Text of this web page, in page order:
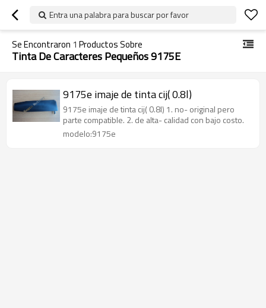
Entra una palabra para buscar por favor
Se Encontraron 1 Productos Sobre
Tinta De Caracteres Pequeños 9175E
9175e imaje de tinta cij( 0.8l)
9175e imaje de tinta cij( 0.8l) 1. no- original pero
parte compatible. 2. de alta- calidad con bajo costo.
modelo:9175e